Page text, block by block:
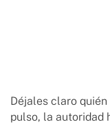
Déjales claro
pulso, la autoridad